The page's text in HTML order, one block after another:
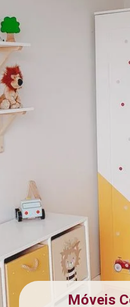
Móveis